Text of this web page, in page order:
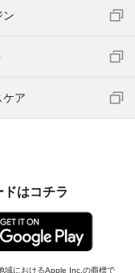
ン
ケア
はコチラ
域におけるApple Inc.の商標で